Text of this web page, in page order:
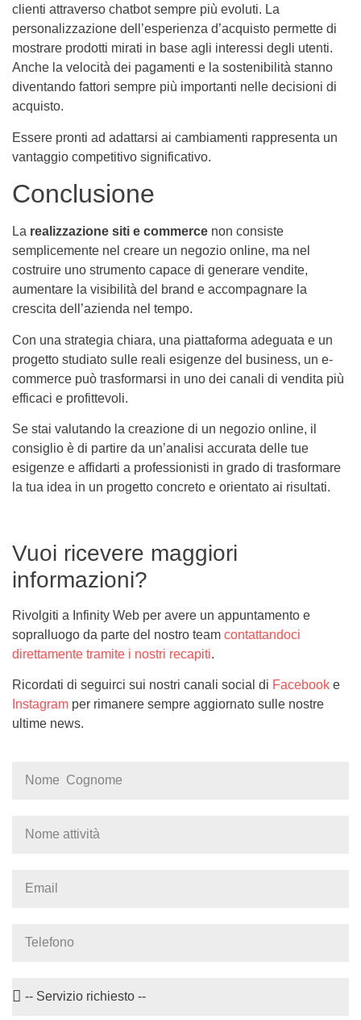
clienti attraverso chatbot sempre più evoluti. La
personalizzazione dell’esperienza d’acquisto permette di
mostrare prodotti mirati in base agli interessi degli utenti.
Anche la velocità dei pagamenti e la sostenibilità stanno
diventando fattori sempre più importanti nelle decisioni di
acquisto.
Essere pronti ad adattarsi ai cambiamenti rappresenta un
vantaggio competitivo significativo.
Conclusione
La realizzazione siti e commerce non consiste
semplicemente nel creare un negozio online, ma nel
costruire uno strumento capace di generare vendite,
aumentare la visibilità del brand e accompagnare la
crescita dell’azienda nel tempo.
Con una strategia chiara, una piattaforma adeguata e un
progetto studiato sulle reali esigenze del business, un e-
commerce può trasformarsi in uno dei canali di vendita più
efficaci e profittevoli.
Se stai valutando la creazione di un negozio online, il
consiglio è di partire da un’analisi accurata delle tue
esigenze e affidarti a professionisti in grado di trasformare
la tua idea in un progetto concreto e orientato ai risultati.
Vuoi ricevere maggiori
informazioni?
Rivolgiti a Infinity Web per avere un appuntamento e
sopralluogo da parte del nostro team contattandoci
direttamente tramite i nostri recapiti.
Ricordati di seguirci sui nostri canali social di Facebook e
Instagram per rimanere sempre aggiornato sulle nostre
ultime news.